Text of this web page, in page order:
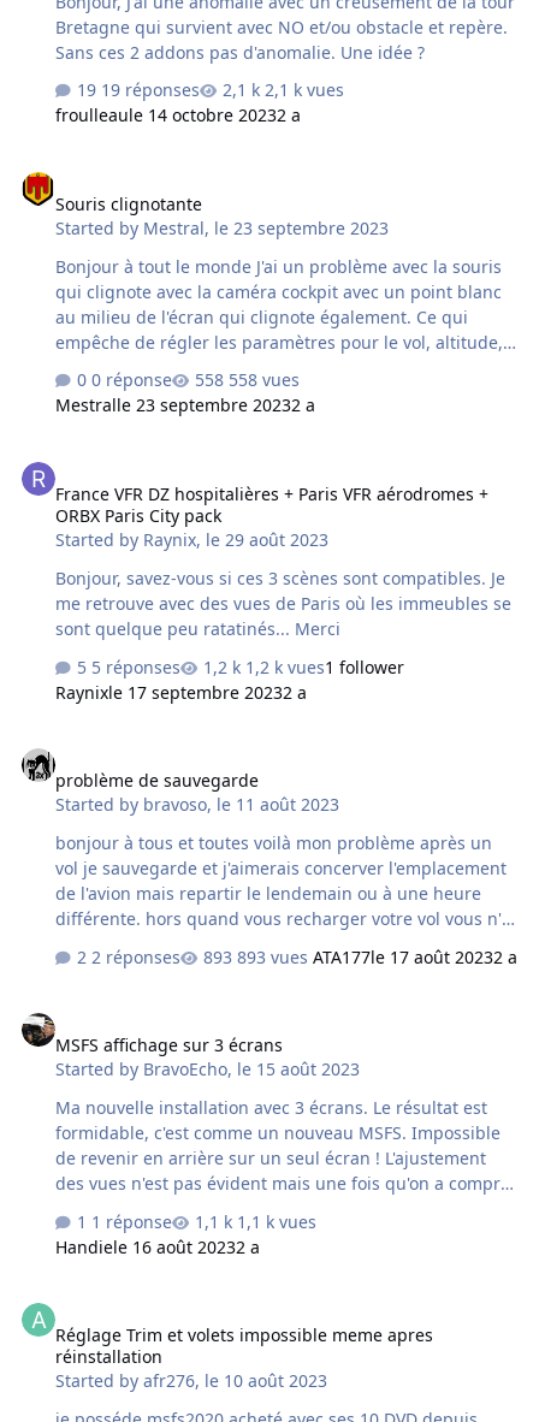
Bretagne qui survient avec NO et/ou obstacle et repère.
Sans ces 2 addons pas d'anomalie. Une idée ?
19 réponses
2,1 k vues
froulleaule 14 octobre 20232 a
Souris clignotante
Started by Mestral, le 23 septembre 2023
Bonjour à tout le monde J'ai un problème avec la souris
qui clignote avec la caméra cockpit avec un point blanc
au milieu de l'écran qui clignote également. Ce qui
empêche de régler les paramètres pour le vol, altitude,
0 réponse
558 vues
Mestralle 23 septembre 20232 a
France VFR DZ hospitalières + Paris VFR aérodromes +
ORBX Paris City pack
Started by Raynix, le 29 août 2023
Bonjour, savez-vous si ces 3 scènes sont compatibles. Je
me retrouve avec des vues de Paris où les immeubles se
sont quelque peu ratatinés... Merci
5 réponses
1,2 k vues1 follower
Raynixle 17 septembre 20232 a
problème de sauvegarde
Started by bravoso, le 11 août 2023
bonjour à tous et toutes voilà mon problème après un
vol je sauvegarde et j'aimerais concerver l'emplacement
de l'avion mais repartir le lendemain ou à une heure
différente. hors quand vous recharger votre vol vous n'
avez plus accès aux signets en haut , notamment celui
de la météo. il y a t il un moyen que j'ignore pour
bon vol
2 réponses 893 vues ATA177le 17 août 20232 a
MSFS affichage sur 3 écrans
Started by BravoEcho, le 15 août 2023
Ma nouvelle installation avec 3 écrans. Le résultat est
formidable, c'est comme un nouveau MSFS. Impossible
de revenir en arrière sur un seul écran ! L'ajustement
des vues n'est pas évident mais une fois qu'on a compris
le principe ça va mieux. Au début je n'avais pas saisi
l'astuce du troisième écran qui m'affichait la même vu
que le 2eme écran. Il fallait faire une rotation complète
déformé. Un petit bémol toutefois car le réglage n'est
valable (plus ou moins) que pour un modèle d'avion.
https://ibb.co/MMdBM0z https://ibb.co/ZMQ…
1 réponse
1,1 k vues
Handiele 16 août 20232 a
Réglage Trim et volets impossible meme apres
réinstallation
Started byafr276, le 10 août 2023